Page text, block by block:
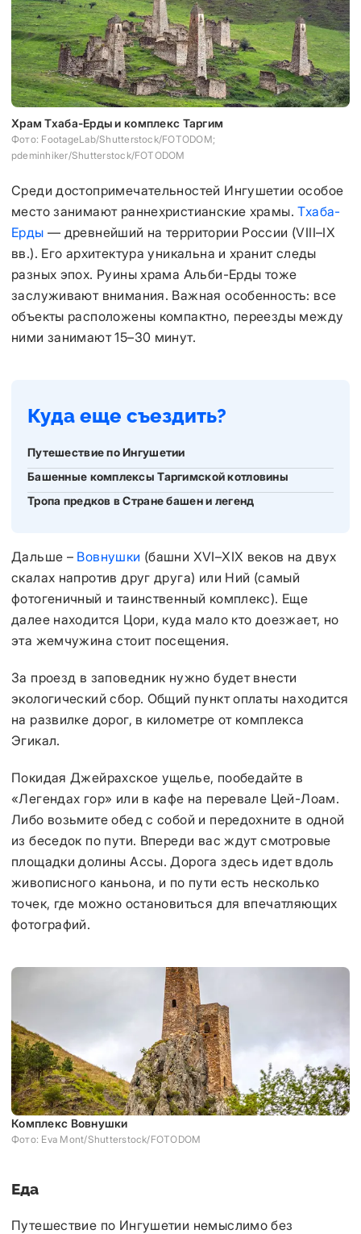
Храм Тхаба-Ерды и комплекс Таргим
Фото: FootageLab/Shutterstock/FOTODOM;
pdeminhiker/Shutterstock/FOTODOM
Среди достопримечательностей Ингушетии особое
место занимают раннехристианские храмы.Тхаба-
Ерды — древнейший на территории России (VIII–IX
вв.). Его архитектура уникальна и хранит следы
разных эпох. Руины храма Альби-Ерды тоже
заслуживают внимания. Важная особенность: все
объекты расположены компактно, переезды между
ними занимают 15–30 минут.
Куда еще съездить?
Путешествие по Ингушетии
Башенные комплексы Таргимской котловины
Тропа предков в Стране башен и легенд
Дальше – Вовнушки (башни XVI–XIX веков на двух
скалах напротив друг друга) или Ний (самый
фотогеничный и таинственный комплекс). Еще
далее находится Цори, куда мало кто доезжает, но
эта жемчужина стоит посещения.
За проезд в заповедник нужно будет внести
экологический сбор. Общий пункт оплаты находится
на развилке дорог, в километре от комплекса
Эгикал.
Покидая Джейрахское ущелье, пообедайте в
«Легендах гор» или в кафе на перевале Цей-Лоам.
Либо возьмите обед с собой и передохните в одной
из беседок по пути. Впереди вас ждут смотровые
площадки долины Ассы. Дорога здесь идет вдоль
живописного каньона, и по пути есть несколько
точек, где можно остановиться для впечатляющих
фотографий.
Комплекс Вовнушки
Фото: Eva Mont/Shutterstock/FOTODOM
Еда
Путешествие по Ингушетии немыслимо без